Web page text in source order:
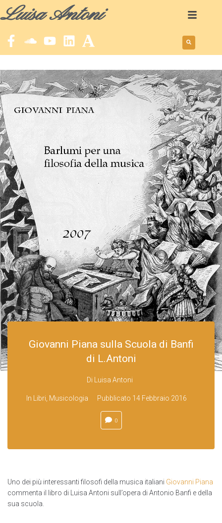
Luisa Antoni
Giovanni Piana sulla Scuola di Banfi
di L.Antoni
Di Luisa Antoni
In Libri Musicologia Pubblicato 14 Febbraio 2016
0
Uno dei più interessanti filosofi della musica italiani Giovanni Piana
commenta il libro di Luisa Antoni sull’opera di Antonio Banfi e della
sua scuola.